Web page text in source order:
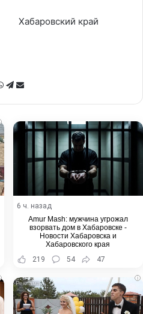
Хабаровский край
WhatsApp
Telegram
Share
6 ч. назад
Amur Mash: мужчина угрожал
взорвать дом в Хабаровске -
Новости Хабаровска и
Хабаровского края
219
54 47
i